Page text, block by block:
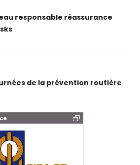
responsable réassurance
de la prévention routière